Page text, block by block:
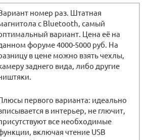
номер раз. Штатная
с Bluetooth, самый
вариант. Цена её на
форуме 4000-5000 руб. На
в цене можно взять чехлы,
заднего вида, либо другие
первого варианта: идеально
в интерьер, не глючит,
все необходимые
включая чтение USB